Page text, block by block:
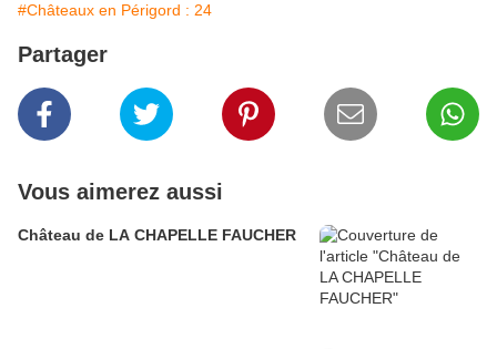
#Châteaux en Périgord : 24
Partager
Vous aimerez aussi
Château de LA CHAPELLE FAUCHER